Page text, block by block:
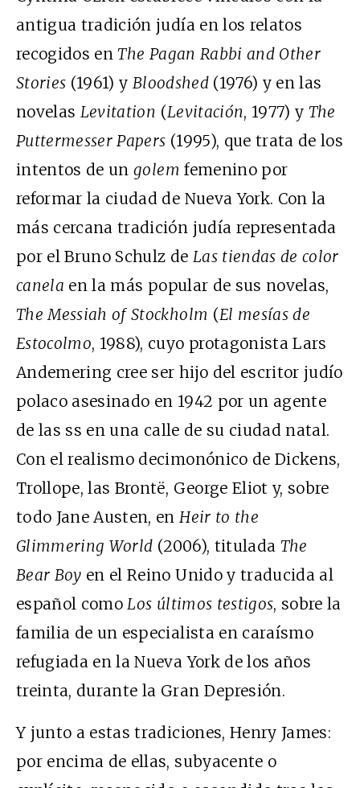
antigua tradición judía en los relatos
recogidos enThe Pagan Rabbi and Other
Stories (1961) y Bloodshed (1976) y en las
novelas Levitation (Levitación, 1977) y The
Puttermesser Papers (1995), que trata de los
intentos de ungolemfemenino por
reformar la ciudad de Nueva York. Con la
más cercana tradición judía representada
por el Bruno Schulz de Las tiendas de color
canela en la más popular de sus novelas,
The Messiah of Stockholm (El mesías de
Estocolmo, 1988), cuyo protagonista Lars
Andemering cree ser hijo del escritor judío
polaco asesinado en 1942 por un agente
de las ss en una calle de su ciudad natal.
Con el realismo decimonónico de Dickens,
Trollope, las Brontë, George Eliot y, sobre
todo Jane Austen, enHeir to the
Glimmering World (2006), titulada The
Bear Boy en el Reino Unido y traducida al
español comoLos últimos testigos, sobre la
familia de un especialista en caraísmo
refugiada en la Nueva York de los años
treinta, durante la Gran Depresión.
Y junto a estas tradiciones, Henry James:
por encima de ellas, subyacente o